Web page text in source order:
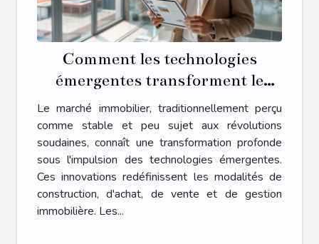
Comment les technologies
émergentes transforment le
marché immobilier
Le marché immobilier, traditionnellement perçu
comme stable et peu sujet aux révolutions
soudaines, connaît une transformation profonde
sous l'impulsion des technologies émergentes.
Ces innovations redéfinissent les modalités de
construction, d'achat, de vente et de gestion
immobilière. Les...